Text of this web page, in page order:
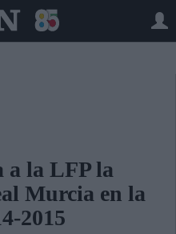
a la LFP la
Murcia en la
2015